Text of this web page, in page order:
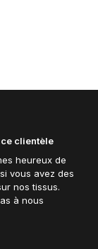
clientèle
heureux de
vous avez des
nos tissus.
à nous